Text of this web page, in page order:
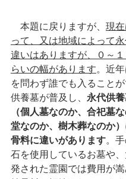
本題に戻りますが、 現
って、又は地域によって
違いはありますが、０～
らいの幅があります。近
を問わず誰でも入ること
供養墓が普及し、 永代供
（個人墓なのか、合祀墓
堂なのか、樹木葬なのか
骨料に違いがあります。
石を使用しているお墓や
発された霊園では費用が